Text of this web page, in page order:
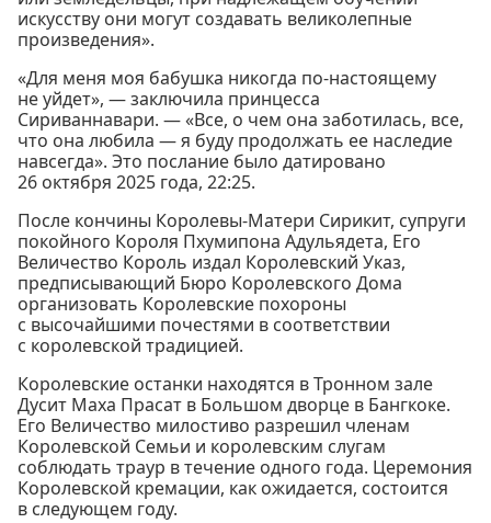
искусству они могут создавать великолепные
произведения».
«Для меня моя бабушка никогда по-настоящему
не уйдет», — заключила принцесса
Сириваннавари. — «Все, о чем она заботилась, все,
что она любила — я буду продолжать ее наследие
навсегда». Это послание было датировано
26 октября 2025 года, 22:25.
После кончины Королевы-Матери Сирикит, супруги
покойного Короля Пхумипона Адульядета, Его
Величество Король издал Королевский Указ,
предписывающий Бюро Королевского Дома
организовать Королевские похороны
с высочайшими почестями в соответствии
с королевской традицией.
Королевские останки находятся в Тронном зале
Дусит Маха Прасат в Большом дворце в Бангкоке.
Его Величество милостиво разрешил членам
Королевской Семьи и королевским слугам
соблюдать траур в течение одного года. Церемония
Королевской кремации, как ожидается, состоится
в следующем году.